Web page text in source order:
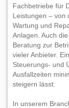
Fachbetriebe für
Leistungen – von
Wartung und
Anlagen. Auch
Beratung zur
vieler Anbieter.
Steuerungs- und
Ausfallzeiten
steigern lässt.
In unserem